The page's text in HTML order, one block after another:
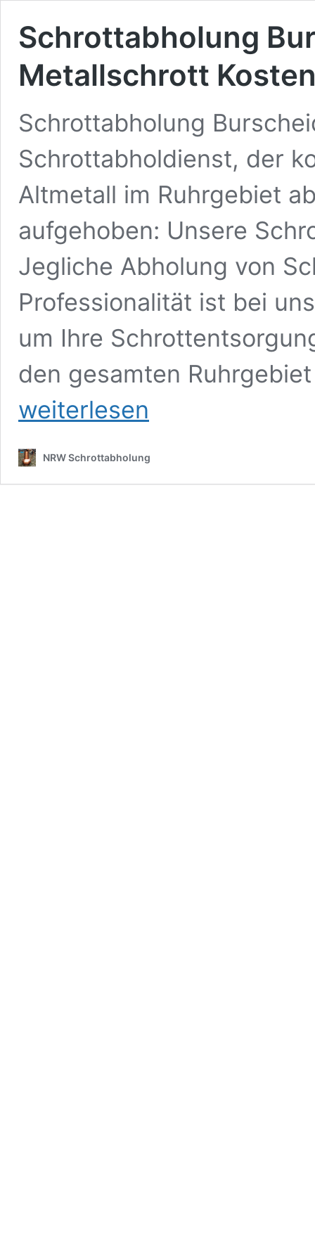
Schrottabholung
Metallschrott
Schrottabholung
Schrottabholdienst, der
Altmetall im Ruhrgebiet
aufgehoben: Unsere
Jegliche Abholung von
Professionalität ist bei
um Ihre
den gesamten
weiterlesen
NRW Schrottabholung